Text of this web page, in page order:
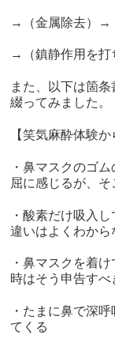
→（金属除去） →
→（鎮静作用を打
また、以下は箇
綴ってみました。
【笑気麻酔体験か
・鼻マスクのゴ
屈に感じるが、
・酸素だけ吸入
違いはよくわから
・鼻マスクを着
時はそう申告すべ
・たまに鼻で深
てくる